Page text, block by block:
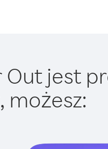
Out jest
możesz: